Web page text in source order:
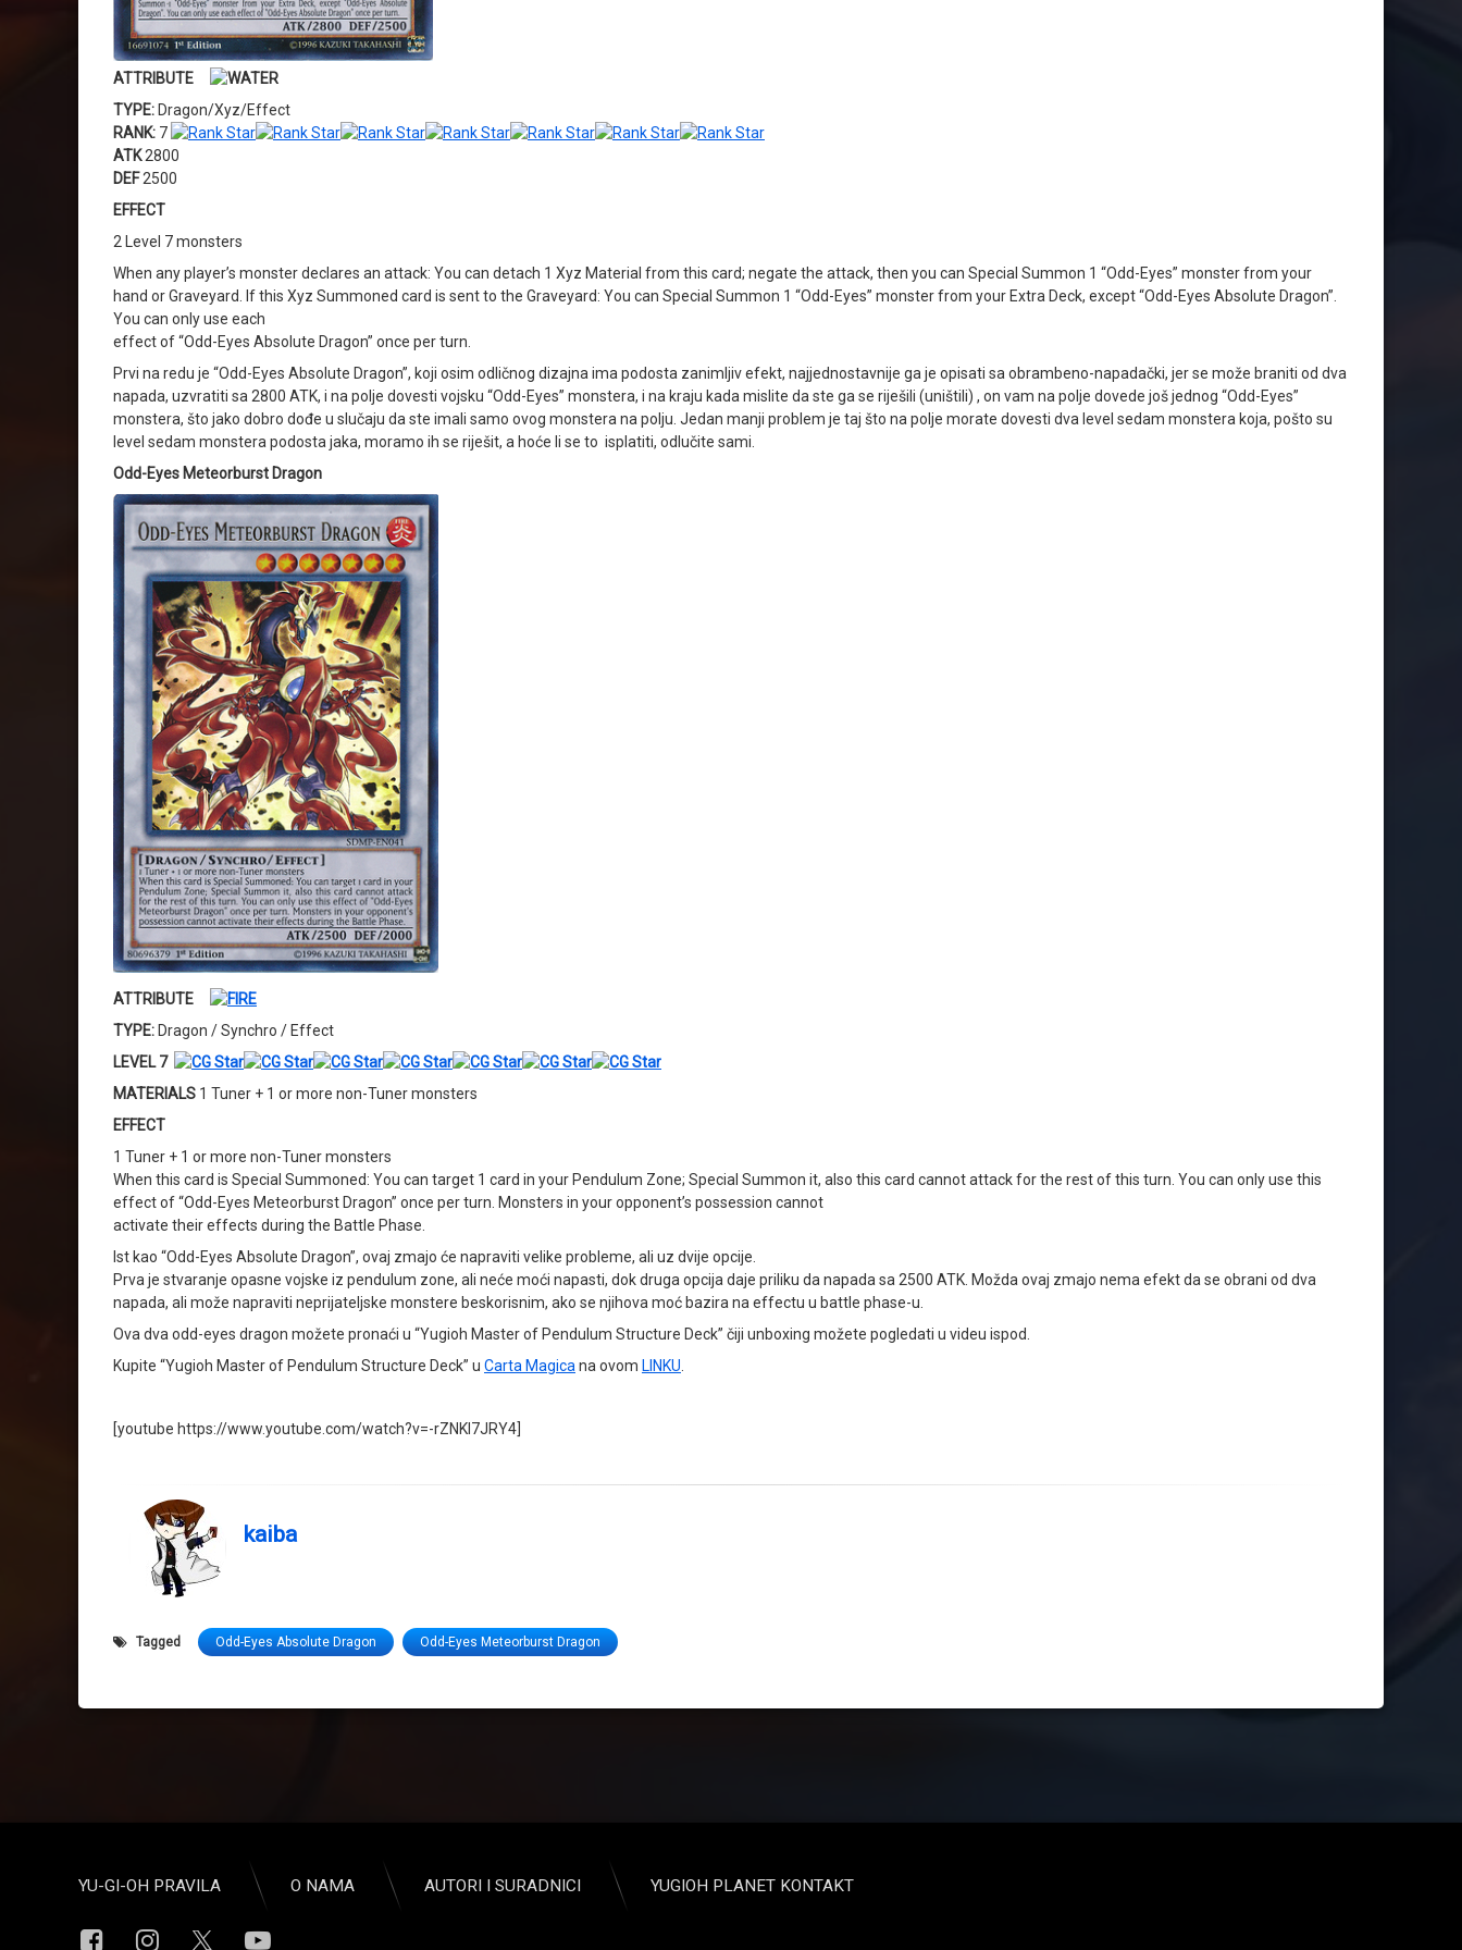
ATTRIBUTE
TYPE: Dragon/Xyz/Effect
RANK: 7
ATK2800
DEF2500
EFFECT
2 Level 7 monsters
When any player’s monster declares an attack: You can detach 1 Xyz Material from this card; negate the attack, then you can Special Summon 1 “Odd-Eyes” monster from your
hand or Graveyard. If this Xyz Summoned card is sent to the Graveyard: You can Special Summon 1 “Odd-Eyes” monster from your Extra Deck, except “Odd-Eyes Absolute Dragon”.
You can only use each
effect of “Odd-Eyes Absolute Dragon” once per turn.
Prvi na redu je “Odd-Eyes Absolute Dragon”, koji osim odličnog dizajna ima podosta zanimljiv efekt, najjednostavnije ga je opisati sa obrambeno-napadački, jer se može braniti od dva
napada, uzvratiti sa 2800 ATK, i na polje dovesti vojsku “Odd-Eyes” monstera, i na kraju kada mislite da ste ga se riješili (uništili) , on vam na polje dovede još jednog “Odd-Eyes”
monstera, što jako dobro dođe u slučaju da ste imali samo ovog monstera na polju. Jedan manji problem je taj što na polje morate dovesti dva level sedam monstera koja, pošto su
level sedam monstera podosta jaka, moramo ih se riješit, a hoće li se to isplatiti, odlučite sami.
Odd-Eyes Meteorburst Dragon
ATTRIBUTE
TYPE: Dragon / Synchro / Effect
LEVEL 7
MATERIALS 1 Tuner + 1 or more non-Tuner monsters
EFFECT
1 Tuner + 1 or more non-Tuner monsters
When this card is Special Summoned: You can target 1 card in your Pendulum Zone; Special Summon it, also this card cannot attack for the rest of this turn. You can only use this
effect of “Odd-Eyes Meteorburst Dragon” once per turn. Monsters in your opponent’s possession cannot
activate their effects during the Battle Phase.
Ist kao “Odd-Eyes Absolute Dragon”, ovaj zmajo će napraviti velike probleme, ali uz dvije opcije.
Prva je stvaranje opasne vojske iz pendulum zone, ali neće moći napasti, dok druga opcija daje priliku da napada sa 2500 ATK. Možda ovaj zmajo nema efekt da se obrani od dva
napada, ali može napraviti neprijateljske monstere beskorisnim, ako se njihova moć bazira na effectu u battle phase-u.
Ova dva odd-eyes dragon možete pronaći u “Yugioh Master of Pendulum Structure Deck” čiji unboxing možete pogledati u videu ispod.
Kupite “Yugioh Master of Pendulum Structure Deck” u Carta Magica na ovom LINKU
[youtube https://www.youtube.com/watch?v=-rZNKl7JRY4]
kaiba
Tagged Odd-Eyes Absolute Dragon Odd-Eyes Meteorburst Dragon
YU-GI-OH PRAVILA O NAMA AUTORI I SURADNICI YUGIOH PLANET KONTAKT